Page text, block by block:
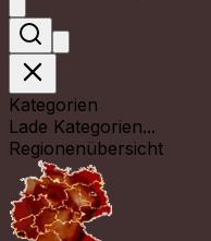
Kategorien
Lade Kategorien...
Regionenübersicht